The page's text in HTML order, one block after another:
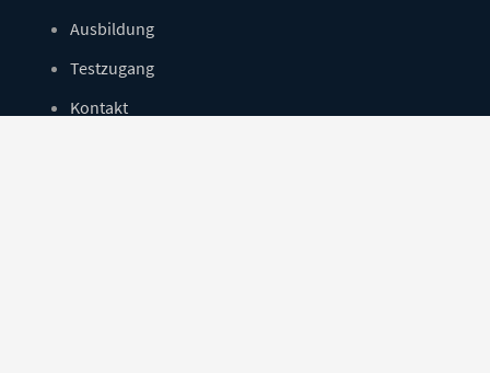
Ausbildung
Testzugang
Kontakt